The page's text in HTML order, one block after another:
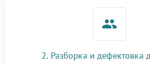
2. Разборка и дефектовка